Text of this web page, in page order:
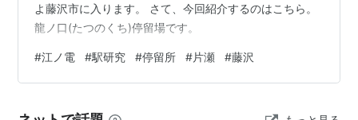
よ藤沢市に入ります。 さて、今回紹介するのはこちら。
龍ノ口(たつのくち)停留場です。
#江ノ電 #駅研究 #停留所 #片瀬 #藤沢